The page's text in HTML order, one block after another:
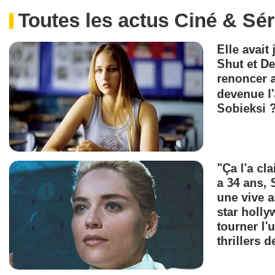
Toutes les actus Ciné &
Elle avait
Shut et
renoncer
devenue
Sobieksi
"Ça l'a
a 34 ans,
une vive
star
tourner
thrillers